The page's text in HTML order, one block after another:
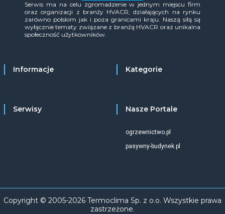
Serwis ma na celu zgromadzenie w jednym miejscu firm
oraz organizacji z branży HVACR, działających na rynku
zarówno polskim jak i poza granicami kraju. Naszą siłą są
wyłącznie tematy związane z branżą HVACR oraz unikalna
społeczność użytkowników.
Informacje Kategorie
Serwisy Nasze Portale
ogrzewnictwo.pl
pasywny-budynek.pl
Copyright © 2005-2026 Termoclima Sp. z o.o. Wszystkie prawa
zastrzeżone.